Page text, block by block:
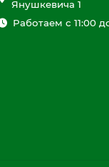
Янушкевича 1
Работаем с 11:00